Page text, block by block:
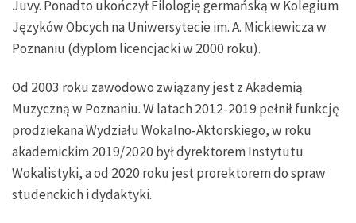
Juvy. Ponadto ukończył Filologię germańską w Kolegium
Języków Obcych na Uniwersytecie im. A. Mickiewicza w
Poznaniu (dyplom licencjacki w 2000 roku).
Od 2003 roku zawodowo związany jest z Akademią
Muzyczną w Poznaniu. W latach 2012-2019 pełnił funkcję
prodziekana Wydziału Wokalno-Aktorskiego, w roku
akademickim 2019/2020 był dyrektorem Instytutu
Wokalistyki, a od 2020 roku jest prorektorem do spraw
studenckich i dydaktyki.